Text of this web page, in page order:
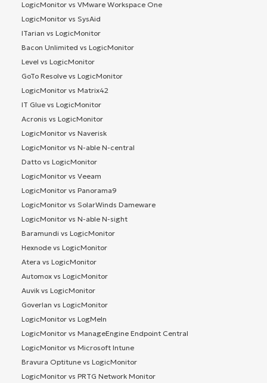
LogicMonitor vs VMware Workspace One
LogicMonitor vs SysAid
ITarian vs LogicMonitor
Bacon Unlimited vs LogicMonitor
Level vs LogicMonitor
GoTo Resolve vs LogicMonitor
LogicMonitor vs Matrix42
IT Glue vs LogicMonitor
Acronis vs LogicMonitor
LogicMonitor vs Naverisk
LogicMonitor vs N-able N-central
Datto vs LogicMonitor
LogicMonitor vs Veeam
LogicMonitor vs Panorama9
LogicMonitor vs SolarWinds Dameware
LogicMonitor vs N-able N-sight
Baramundi vs LogicMonitor
Hexnode vs LogicMonitor
Atera vs LogicMonitor
Automox vs LogicMonitor
Auvik vs LogicMonitor
Goverlan vs LogicMonitor
LogicMonitor vs LogMeIn
LogicMonitor vs ManageEngine Endpoint Central
LogicMonitor vs Microsoft Intune
Bravura Optitune vs LogicMonitor
LogicMonitor vs PRTG Network Monitor